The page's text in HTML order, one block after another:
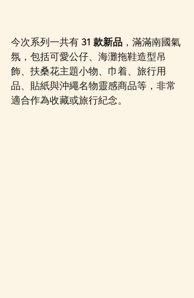
今次系列一共有 31 款新品 ，滿滿南國氣
氛，包括可愛公仔、海灘拖鞋造型吊
飾、扶桑花主題小物、巾着、旅行用
品、貼紙與沖繩名物靈感商品等，非常
適合作為收藏或旅行紀念。